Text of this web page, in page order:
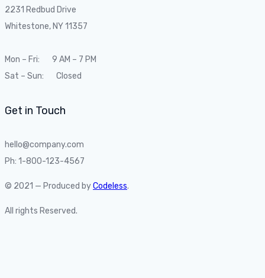
2231 Redbud Drive
Whitestone, NY 11357
Mon – Fri: 9 AM – 7 PM
Sat – Sun: Closed
Get in Touch
hello@company.com
Ph: 1-800-123-4567
© 2021 — Produced byCodeless.
All rights Reserved.